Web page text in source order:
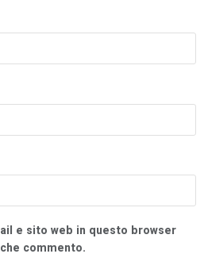
e sito web in questo browser
commento.